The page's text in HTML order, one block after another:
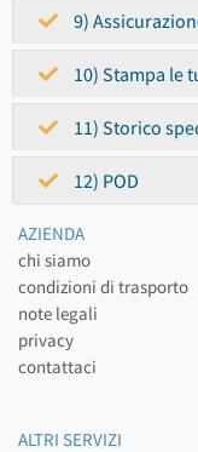
9)
10) Stampa le
11) Storico
12) POD
AZIENDA
chi siamo
condizioni di trasporto
note legali
privacy
contattaci
ALTRI SERVIZI